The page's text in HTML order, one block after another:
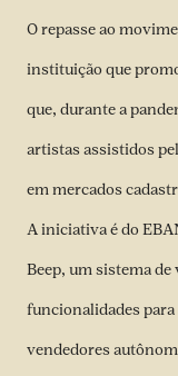
O repasse ao
instituição que
que, durante a
artistas assistidos
em mercados
A iniciativa é do
Beep, um sistema
funcionalidades
vendedores